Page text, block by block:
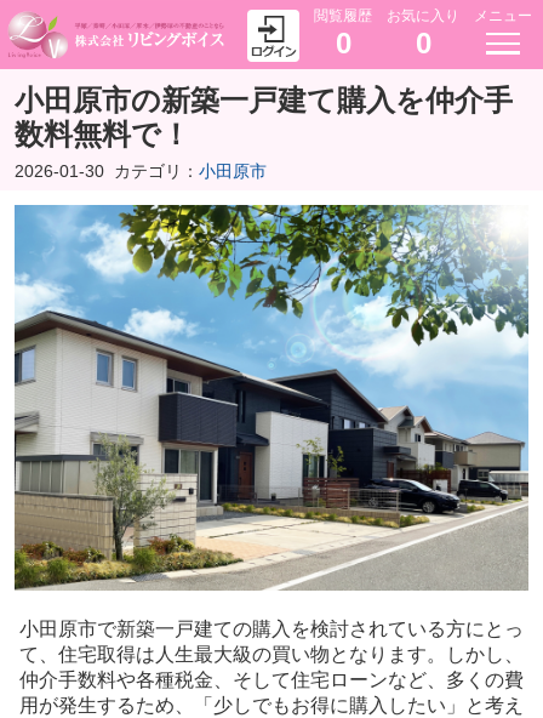
閲覧履歴
0
お気に入り
0
メニュー
小田原市の新築一戸建て購入を仲介手
数料無料で！
2026-01-30 カテゴリ： 小田原市
小田原市で新築一戸建ての購入を検討されている方にとっ
て、住宅取得は人生最大級の買い物となります。しかし、
仲介手数料や各種税金、そして住宅ローンなど、多くの費
用が発生するため、「少しでもお得に購入したい」と考え